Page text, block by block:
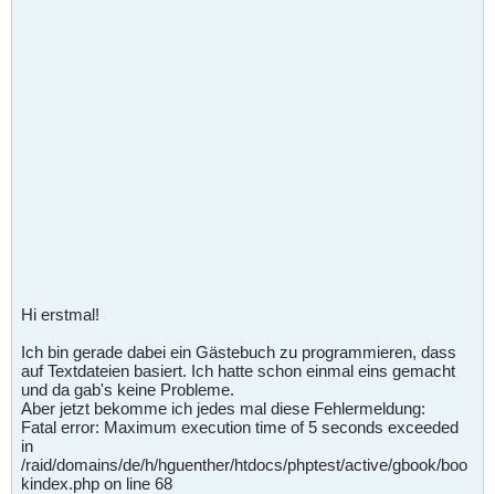
Hi erstmal!
Ich bin gerade dabei ein Gästebuch zu programmieren, dass
auf Textdateien basiert. Ich hatte schon einmal eins gemacht
und da gab's keine Probleme.
Aber jetzt bekomme ich jedes mal diese Fehlermeldung:
Fatal error: Maximum execution time of 5 seconds exceeded
in
/raid/domains/de/h/hguenther/htdocs/phptest/active/gbook/boo
kindex.php on line 68